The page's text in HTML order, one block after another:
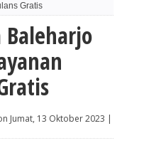
Gratis
Baleharjo
Jumat, 13 Oktober 2023 |